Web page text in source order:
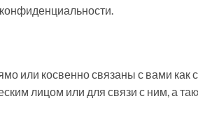
или косвенно связаны с вами как
лицом или для связи с ним, а